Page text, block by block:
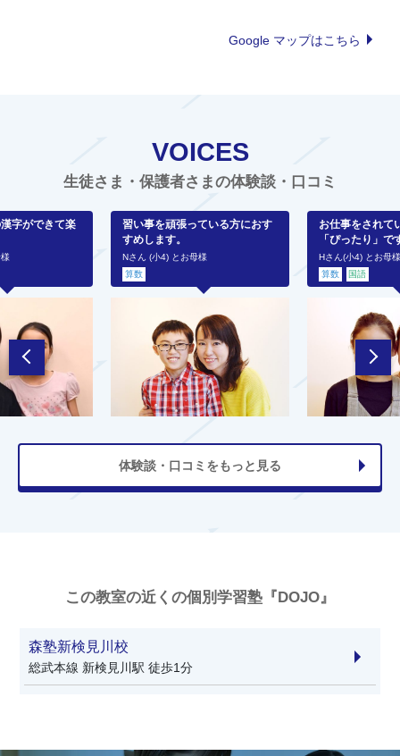
Google マップはこちら
VOICES
生徒さま・保護者さまの体験談・口コミ
字ができて楽
習い事を頑張っている方におす
すめします。
Nさん (小4) とお母様
算数
お仕事をされて
「ぴったり」で
Hさん(小4) とお母
算数
国語
体験談・口コミをもっと見る
この教室の近くの個別学習塾『DOJO』
森塾新検見川校
総武本線 新検見川駅 徒歩1分